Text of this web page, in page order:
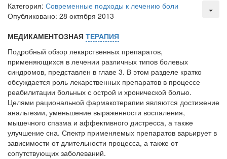
надзору в сфере
касаются увеличения риска
острой кардиотоксичности и
роста сопутствующих
осложнений от...
Закон о праве родителей находиться с детьми в
реанимации внесен в Госдуму
Соответствующий
законопроект внесен в
Категория: Современные подходы к лечению боли
Опубликовано: 28 октября 2013
МЕДИКАМЕНТОЗНАЯ ТЕРАПИЯ
Подробный обзор лекарственных препара­тов,
применяющихся в лечении различных ти­пов болевых
синдромов, представлен в главе 3. В этом разделе кратко
обсуждается роль ле­карственных препаратов в процессе
реабили­тации больных с острой и хронической болью.
Целями рациональной фармакотерапии явля­ются достижение
анальгезии, уменьшение вы­раженности воспаления,
мышечного спазма и аффективного дистресса, а также
улучшение сна. Спектр применяемых препаратов варьиру­ет в
зависимости от длительности процесса, а также от
сопутствующих заболеваний.